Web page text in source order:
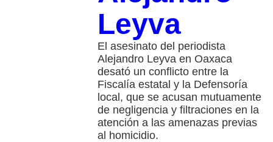
Leyva
El asesinato del periodista
Alejandro Leyva en Oaxaca
desató un conflicto entre la
Fiscalía estatal y la Defensoría
local, que se acusan mutuamente
de negligencia y filtraciones en la
atención a las amenazas previas
al homicidio.